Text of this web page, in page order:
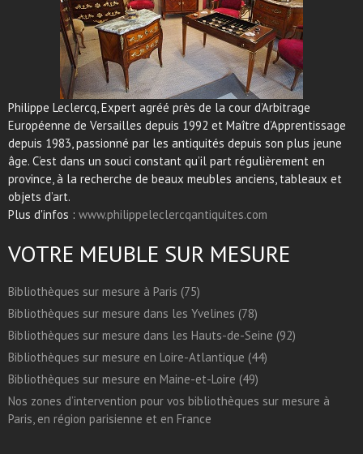
Philippe Leclercq, Expert agréé près de la cour d’Arbitrage
Européenne de Versailles depuis 1992 et Maître d’Apprentissage
depuis 1983, passionné par les antiquités depuis son plus jeune
âge. C’est dans un souci constant qu’il part régulièrement en
province, à la recherche de beaux meubles anciens, tableaux et
objets d’art.
Plus d'infos : www.philippeleclercqantiquites.com
VOTRE MEUBLE SUR MESURE
Bibliothèques sur mesure à Paris (75)
Bibliothèques sur mesure dans les Yvelines (78)
Bibliothèques sur mesure dans les Hauts-de-Seine (92)
Bibliothèques sur mesure en Loire-Atlantique (44)
Bibliothèques sur mesure en Maine-et-Loire (49)
Nos zones d’intervention pour vos bibliothèques sur mesure à
Paris, en région parisienne et en France